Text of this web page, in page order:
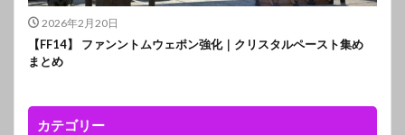
2026年2月20日
【FF14】 ファンントムウェポン強化｜クリスタルペースト集め
まとめ
カテゴリー